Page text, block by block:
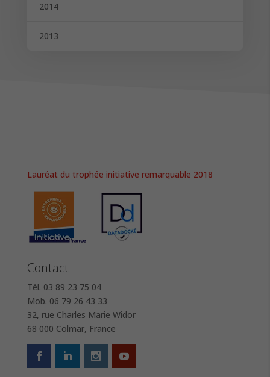
2014
2013
Lauréat du trophée initiative remarquable 2018
Contact
Tél. 03 89 23 75 04
Mob. 06 79 26 43 33
32, rue Charles Marie Widor
68 000 Colmar, France